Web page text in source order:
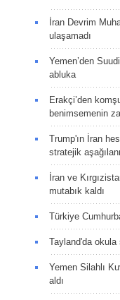
İran Devrim
ulaşamadı
Yemen’den
abluka
Erakçi’den
benimsemenin
Trump'ın İran
stratejik
İran ve
mutabık kaldı
Türkiye
Tayland'da okula
Yemen Silahlı
aldı